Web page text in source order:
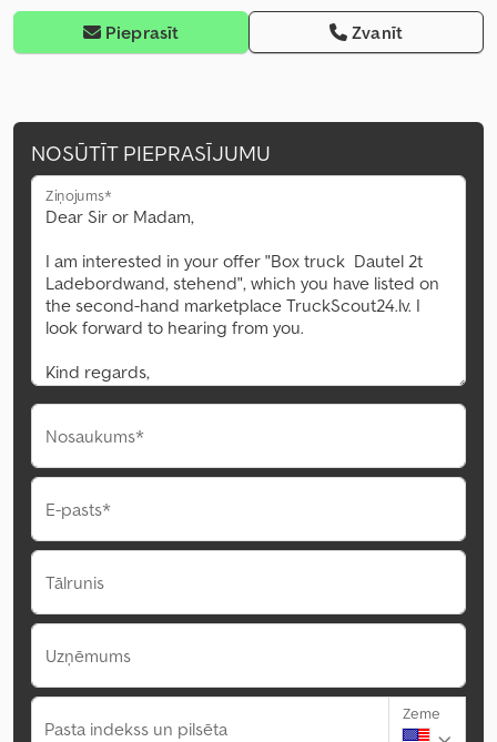
Pieprasīt Zvanīt
NOSŪTĪT PIEPRASĪJUMU
Ziņojums*
Nosaukums*
E-pasts*
Tālrunis
Uzņēmums
Pasta indekss un pilsēta
Zeme